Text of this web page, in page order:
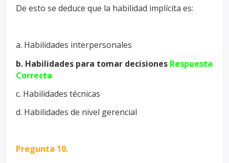
De esto se deduce que la habilidad implícita es:
a. Habilidades interpersonales
b. Habilidades para tomar decisiones Respuesta
Correcta
c. Habilidades técnicas
d. Habilidades de nivel gerencial
Pregunta 10.